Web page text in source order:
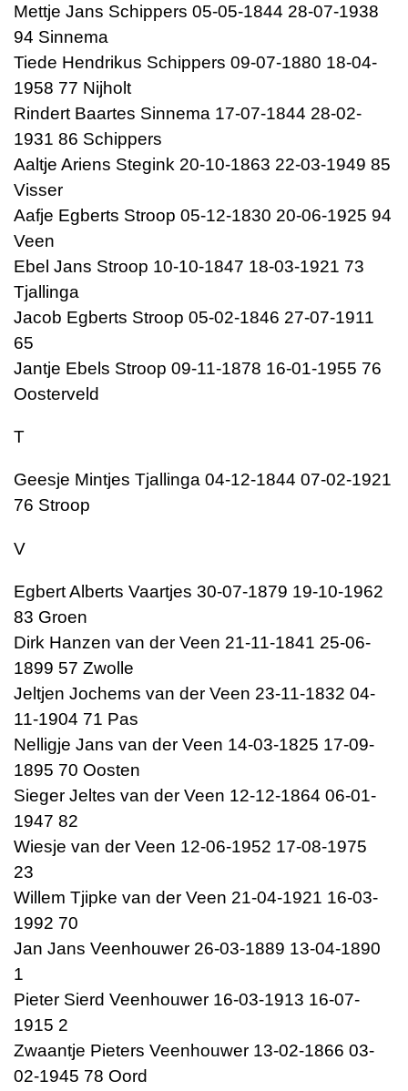
Mettje Jans Schippers 05-05-1844 28-07-1938
94 Sinnema
Tiede Hendrikus Schippers 09-07-1880 18-04-
1958 77 Nijholt
Rindert Baartes Sinnema 17-07-1844 28-02-
1931 86 Schippers
Aaltje Ariens Stegink 20-10-1863 22-03-1949 85
Visser
Aafje Egberts Stroop 05-12-1830 20-06-1925 94
Veen
Ebel Jans Stroop 10-10-1847 18-03-1921 73
Tjallinga
Jacob Egberts Stroop 05-02-1846 27-07-1911
65
Jantje Ebels Stroop 09-11-1878 16-01-1955 76
Oosterveld
T
Geesje Mintjes Tjallinga 04-12-1844 07-02-1921
76 Stroop
V
Egbert Alberts Vaartjes 30-07-1879 19-10-1962
83 Groen
Dirk Hanzen van der Veen 21-11-1841 25-06-
1899 57 Zwolle
Jeltjen Jochems van der Veen 23-11-1832 04-
11-1904 71 Pas
Nelligje Jans van der Veen 14-03-1825 17-09-
1895 70 Oosten
Sieger Jeltes van der Veen 12-12-1864 06-01-
1947 82
Wiesje van der Veen 12-06-1952 17-08-1975
23
Willem Tjipke van der Veen 21-04-1921 16-03-
1992 70
Jan Jans Veenhouwer 26-03-1889 13-04-1890
1
Pieter Sierd Veenhouwer 16-03-1913 16-07-
1915 2
Zwaantje Pieters Veenhouwer 13-02-1866 03-
02-1945 78 Oord